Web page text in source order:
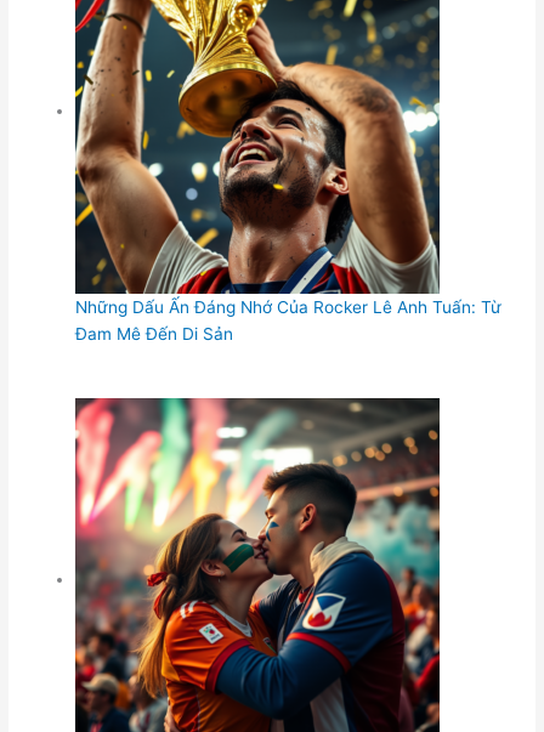
Những Dấu Ấn Đáng Nhớ Của Rocker Lê Anh Tuấn: Từ
Đam Mê Đến Di Sản